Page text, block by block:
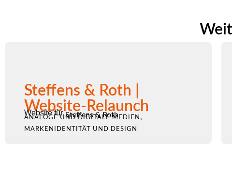
Steffens & Roth |
Website-Relaunch
Website für Steffens & Roth
ANALOGE UND DIGITALE MEDIEN ,
MARKENIDENTITÄT UND DESIGN